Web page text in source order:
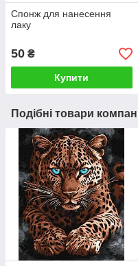
Спонж для нанесення
лаку
50 ₴
Купити
Подібні товари